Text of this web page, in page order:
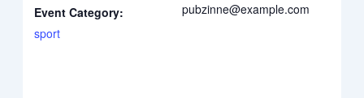
Event Category:
sport
pubzinne@example.com